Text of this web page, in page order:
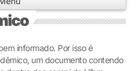
se
informado. Por isso é
um documento contendo